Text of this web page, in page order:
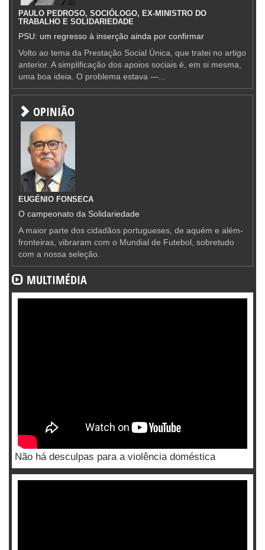
PAULO PEDROSO, SOCIÓLOGO, EX-MINISTRO DO
TRABALHO E SOLIDARIEDADE
PSU: um regresso à inserção ainda por confirmar
Volto ao tema da Prestação Social Única, que tratei no artigo
anterior. A simplificação dos apoios sociais é, em si mesma,
uma boa ideia. O problema estava —...
OPINIÃO
EUGÉNIO FONSECA
O campeonato da Solidariedade
A maior parte dos cidadãos portugueses, de aquém e além-
fronteiras, vibraram com o Mundial de Futebol, sobretudo
com a nossa seleção.
MULTIMÉDIA
Não há desculpas para a violência doméstica